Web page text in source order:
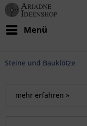
Menü
Steine und Bauklötze
mehr erfahren »